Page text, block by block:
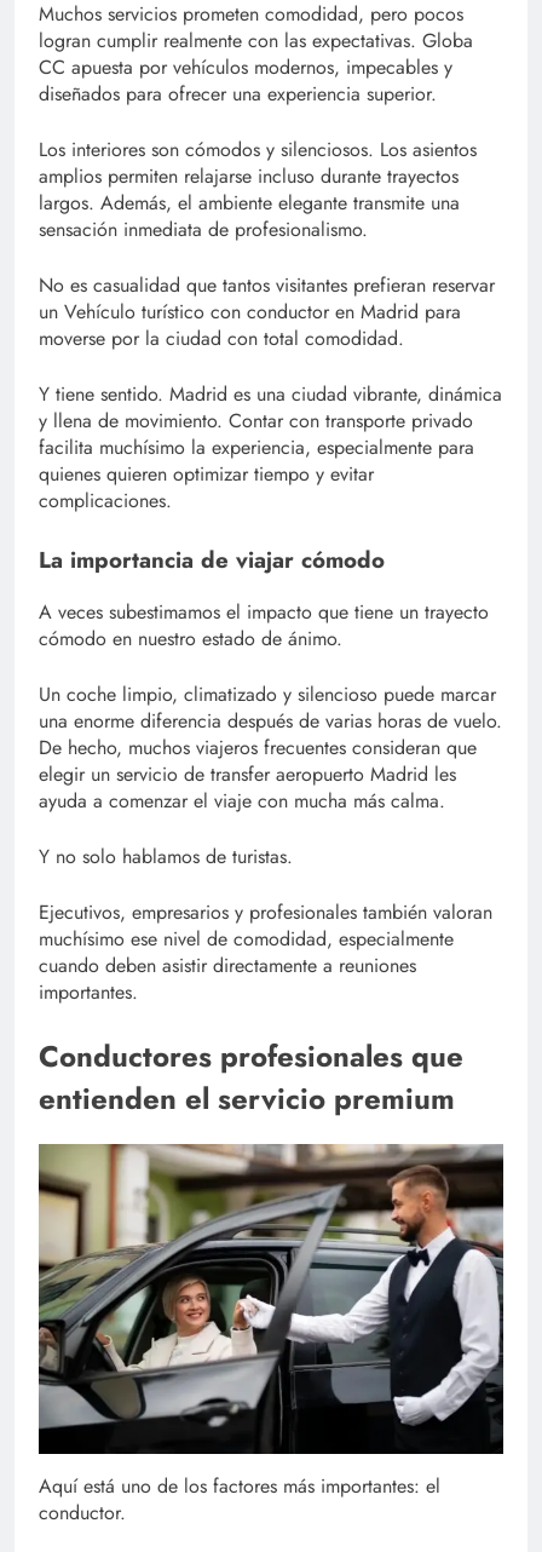
Muchos servicios prometen comodidad, pero pocos
logran cumplir realmente con las expectativas. Globa
CC apuesta por vehículos modernos, impecables y
diseñados para ofrecer una experiencia superior.
Los interiores son cómodos y silenciosos. Los asientos
amplios permiten relajarse incluso durante trayectos
largos. Además, el ambiente elegante transmite una
sensación inmediata de profesionalismo.
No es casualidad que tantos visitantes prefieran reservar
un Vehículo turístico con conductor en Madrid para
moverse por la ciudad con total comodidad.
Y tiene sentido. Madrid es una ciudad vibrante, dinámica
y llena de movimiento. Contar con transporte privado
facilita muchísimo la experiencia, especialmente para
quienes quieren optimizar tiempo y evitar
complicaciones.
La importancia de viajar cómodo
A veces subestimamos el impacto que tiene un trayecto
cómodo en nuestro estado de ánimo.
Un coche limpio, climatizado y silencioso puede marcar
una enorme diferencia después de varias horas de vuelo.
De hecho, muchos viajeros frecuentes consideran que
elegir un servicio de transfer aeropuerto Madrid les
ayuda a comenzar el viaje con mucha más calma.
Y no solo hablamos de turistas.
Ejecutivos, empresarios y profesionales también valoran
muchísimo ese nivel de comodidad, especialmente
cuando deben asistir directamente a reuniones
importantes.
Conductores profesionales que
entienden el servicio premium
Aquí está uno de los factores más importantes: el
conductor.